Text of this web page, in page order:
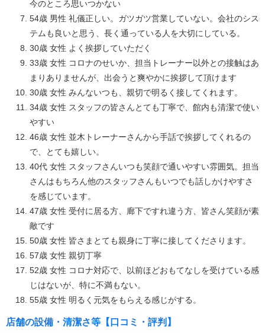
今のところ思いつかない
54歳 男性 礼儀正しい。ガツガツ営業していない。会社のシス
テムも良いと思う、長く通っている人を大切にしている。
30歳 女性 よく挨拶していただく
33歳 女性 コロナのせいか、担当トレーナー以外との接触はあ
まりありませんが、出会うと爽やかに挨拶して頂けます
30歳 女性 みんないつも、親切で明るく接してくれます。
34歳 女性 スタッフの皆さんとても丁寧で、館内も清潔で使い
やすい
46歳 女性 並木トレーナーさんから手話で挨拶してくれるの
で、とても嬉しい。
40代 女性 スタッフさんいつも笑顔で通いやすい雰囲気。担当
さんはもちろん他のスタッフさんもいつでも話しかけやすさ
を感じています。
47歳 女性 受付に居る方、廊下ですれ違う方、皆さん笑顔が素
敵です
50歳 女性 皆さまとても親身に丁寧に接してくださります。
57歳 女性 親切丁寧
52歳 女性 コロナ対応で、以前ほどおもてなしを受けている感
じはないが、特に不満もない。
55歳 女性 明るく元気をもらえる感じがする。
店舗の設備・清潔さ等【口コミ・評判】